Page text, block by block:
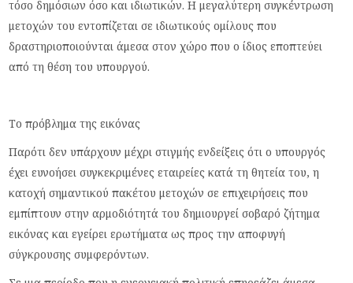
τόσο δημόσιων όσο και ιδιωτικών. Η μεγαλύτερη συγκέντρωση
μετοχών του εντοπίζεται σε ιδιωτικούς ομίλους που
δραστηριοποιούνται άμεσα στον χώρο που ο ίδιος εποπτεύει
από τη θέση του υπουργού.
Το πρόβλημα της εικόνας
Παρότι δεν υπάρχουν μέχρι στιγμής ενδείξεις ότι ο υπουργός
έχει ευνοήσει συγκεκριμένες εταιρείες κατά τη θητεία του, η
κατοχή σημαντικού πακέτου μετοχών σε επιχειρήσεις που
εμπίπτουν στην αρμοδιότητά του δημιουργεί σοβαρό ζήτημα
εικόνας και εγείρει ερωτήματα ως προς την αποφυγή
σύγκρουσης συμφερόντων.